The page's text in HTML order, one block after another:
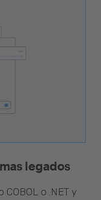
legados
o .NET y